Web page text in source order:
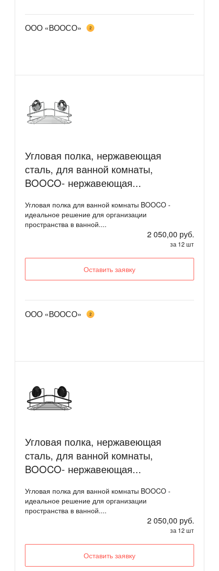
ООО «ВООСО» 2
Угловая полка, нержавеющая
сталь, для ванной комнаты,
BOOCO- нержавеющая...
Угловая полка для ванной комнаты BOOCO -
идеальное решение для организации
пространства в ванной....
2 050,00 руб.
за 12 шт
Оставить заявку
ООО «ВООСО» 2
Угловая полка, нержавеющая
сталь, для ванной комнаты,
BOOCO- нержавеющая...
Угловая полка для ванной комнаты BOOCO -
идеальное решение для организации
пространства в ванной....
2 050,00 руб.
за 12 шт
Оставить заявку